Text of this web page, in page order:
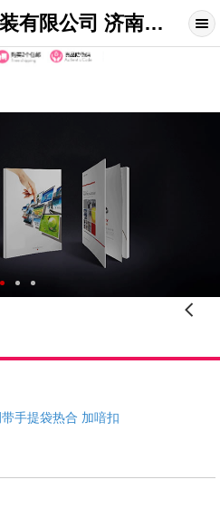
山东皆企印刷包装有限公司 济南印刷_印刷名片_宣传单_折页_画册_不干胶_展架制作_山东皆企印刷网
󰊒
手提袋热合 加喑扣